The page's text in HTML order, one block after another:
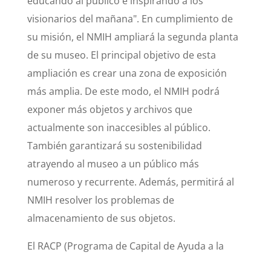
visionarios del mañana". En cumplimiento de
su misión, el NMIH ampliará la segunda planta
de su museo. El principal objetivo de esta
ampliación es crear una zona de exposición
más amplia. De este modo, el NMIH podrá
exponer más objetos y archivos que
actualmente son inaccesibles al público.
También garantizará su sostenibilidad
atrayendo al museo a un público más
numeroso y recurrente. Además, permitirá al
NMIH resolver los problemas de
almacenamiento de sus objetos.
El RACP (Programa de Capital de Ayuda a la